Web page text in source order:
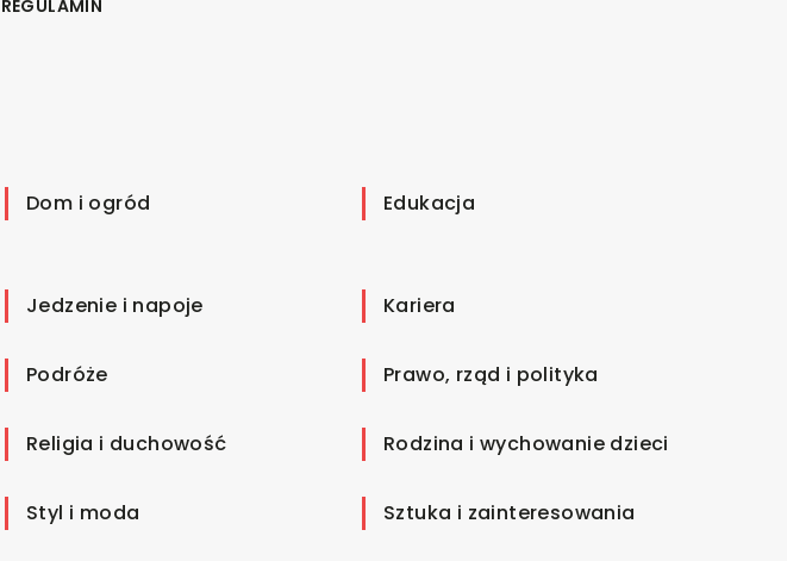
REGULAMIN
Dom i ogród Edukacja
Jedzenie i napoje Kariera
Podróże Prawo, rząd i polityka
Religia i duchowość Rodzina i wychowanie dzieci
Styl i moda Sztuka i zainteresowania